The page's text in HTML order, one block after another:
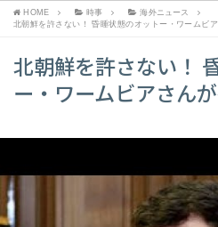
HOME 時事
海外ニュース
北朝鮮を許さない！ 昏睡状態のオットー・ワームビ
北朝鮮を許さない！
ー・ワームビアさん